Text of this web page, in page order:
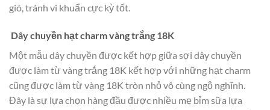
gió, tránh vi khuẩn cực kỳ tốt.
Dây chuyền hạt charm vàng trắng 18K
Một mẫu dây chuyền được kết hợp giữa sợi dây chuyền
được làm từ vàng trắng 18K kết hợp với những hạt charm
cũng được làm từ vàng 18K tròn nhỏ vô cùng ngộ nghĩnh.
Đây là sự lựa chọn hàng đầu được nhiều mẹ bỉm sữa lựa